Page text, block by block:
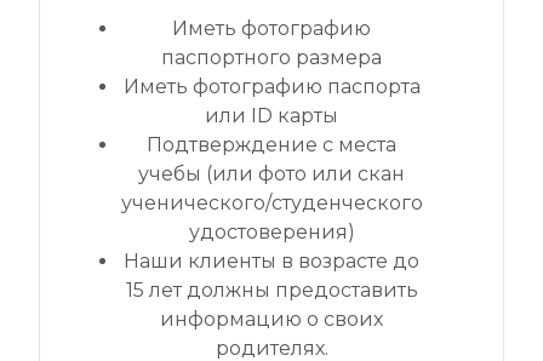
Иметь фотографию
паспортного размера
Иметь фотографию паспорта
или ID карты
Подтверждение с места
учебы (или фото или скан
ученического/студенческого
удостоверения)
Наши клиенты в возрасте до
15 лет должны предоставить
информацию о своих
родителях.